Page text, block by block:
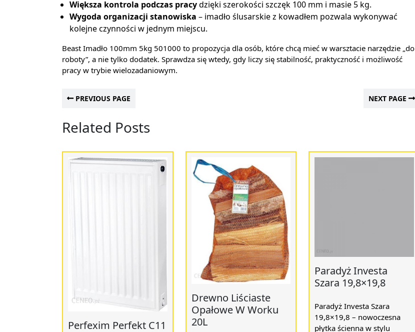
Większa kontrola podczas pracydzięki szerokości szczęk 100 mm i masie 5 kg.
Wygoda organizacji stanowiska – imadło ślusarskie z kowadłem pozwala wykonywać
kolejne czynności w jednym miejscu.
Beast Imadło 100mm 5kg 501000 to propozycja dla osób, które chcą mieć w warsztacie narzędzie „do
roboty”, a nie tylko dodatek. Sprawdza się wtedy, gdy liczy się stabilność, praktyczność i możliwość
pracy w trybie wielozadaniowym.
PREVIOUS PAGE NEXT PAGE
Related Posts
Perfexim Perfekt C11
Drewno Liściaste
Opałowe W Worku
20L
Paradyż Investa
Szara 19,8×19,8
Paradyż Investa Szara
19,8×19,8 – nowoczesna
płytka ścienna w stylu